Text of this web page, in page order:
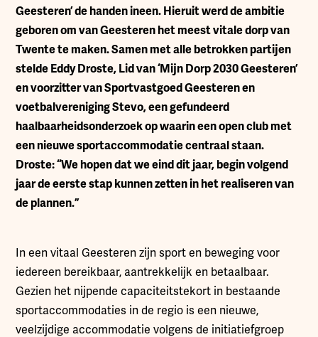
Geesteren’ de handen ineen. Hieruit werd de ambitie
geboren om van Geesteren het meest vitale dorp van
Twente te maken. Samen met alle betrokken partijen
stelde Eddy Droste, Lid van ‘Mijn Dorp 2030 Geesteren’
en voorzitter van Sportvastgoed Geesteren en
voetbalvereniging Stevo, een gefundeerd
haalbaarheidsonderzoek op waarin een open club met
een nieuwe sportaccommodatie centraal staan.
Droste: “We hopen dat we eind dit jaar, begin volgend
jaar de eerste stap kunnen zetten in het realiseren van
de plannen.”
In een vitaal Geesteren zijn sport en beweging voor
iedereen bereikbaar, aantrekkelijk en betaalbaar.
Gezien het nijpende capaciteitstekort in bestaande
sportaccommodaties in de regio is een nieuwe,
veelzijdige accommodatie volgens de initiatiefgroep